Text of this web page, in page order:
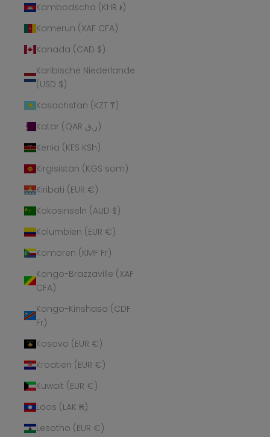
Kambodscha (KHR ៛)
Kamerun (XAF CFA)
Kanada (CAD $)
Karibische Niederlande
(USD $)
Kasachstan (KZT ₸)
Katar (QAR ر.ق)
Kenia (KES KSh)
Kirgisistan (KGS som)
Kiribati (EUR €)
Kokosinseln (AUD $)
Kolumbien (EUR €)
Komoren (KMF Fr)
Kongo-Brazzaville (XAF
CFA)
Kongo-Kinshasa (CDF
Fr)
Kosovo (EUR €)
Kroatien (EUR €)
Kuwait (EUR €)
Laos (LAK ₭)
Lesotho (EUR €)